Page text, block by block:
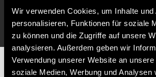
Wir verwenden Cookies, um Inhalte und
personalisieren, Funktionen für soziale
zu können und die Zugriffe auf unsere
analysieren. Außerdem geben wir
Verwendung unserer Website an
soziale Medien, Werbung und Analysen
Partner